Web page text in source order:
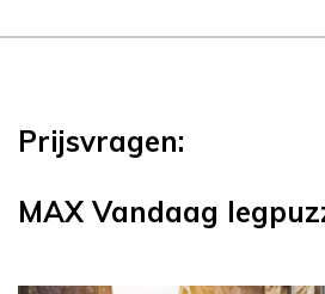
Prijsvragen:
MAX Vandaag